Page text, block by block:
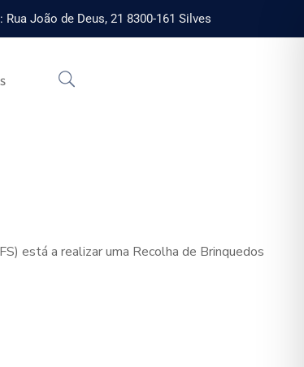
João de Deus, 21 8300-161 Silves
está a realizar uma Recolha de Brinquedos